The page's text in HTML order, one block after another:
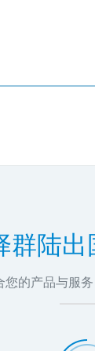
群陆出
的产品与服